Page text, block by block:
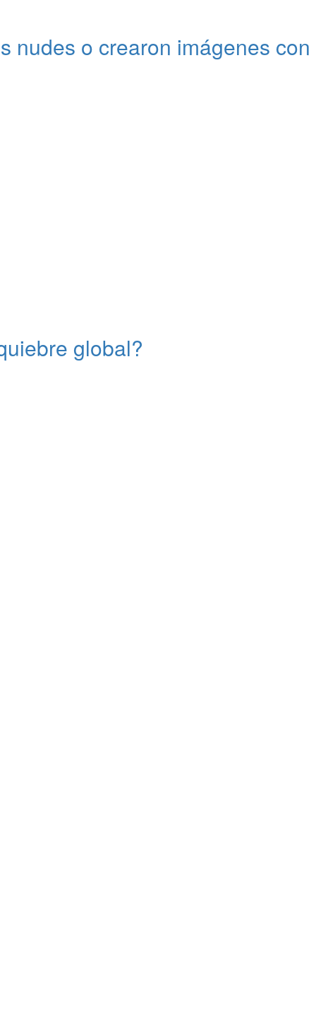
nudes o crearon imágenes con
global?